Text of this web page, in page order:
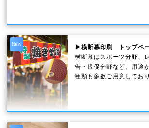
New
▶横断幕印刷 トップペ
横断幕はスポーツ分野、
告・販促分野など、用途
種類も多数ご用意してお